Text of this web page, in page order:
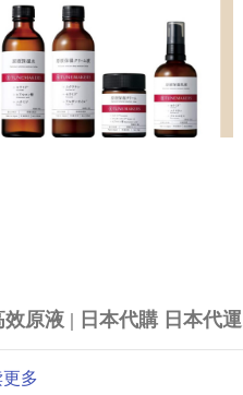
原液 | 日本代購 日本代運
多